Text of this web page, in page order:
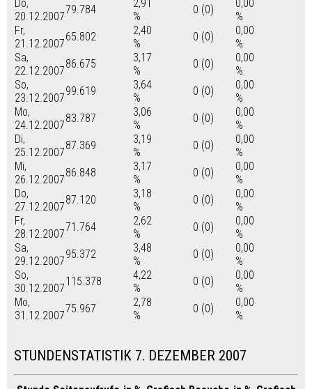
Do,
20.12.2007
79.784
2,91
%
0 (0)
0,00
%
Fr,
21.12.2007
65.802
2,40
%
0 (0)
0,00
%
Sa,
22.12.2007
86.675
3,17
%
0 (0)
0,00
%
So,
23.12.2007
99.619
3,64
%
0 (0)
0,00
%
Mo,
24.12.2007
83.787
3,06
%
0 (0)
0,00
%
Di,
25.12.2007
87.369
3,19
%
0 (0)
0,00
%
Mi,
26.12.2007
86.848
3,17
%
0 (0)
0,00
%
Do,
27.12.2007
87.120
3,18
%
0 (0)
0,00
%
Fr,
28.12.2007
71.764
2,62
%
0 (0)
0,00
%
Sa,
29.12.2007
95.372
3,48
%
0 (0)
0,00
%
So,
30.12.2007
115.378
4,22
%
0 (0)
0,00
%
Mo,
31.12.2007
75.967
2,78
%
0 (0)
0,00
%
STUNDENSTATISTIK 7. DEZEMBER 2007